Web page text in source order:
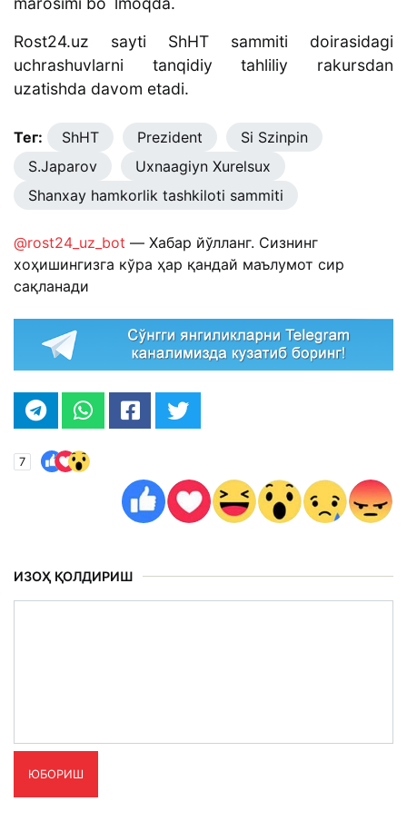
Rost24.uz sayti ShHT sammiti doirasidagi
uchrashuvlarni tanqidiy tahliliy rakursdan
uzatishda davom etadi.
Тег: ShHT Prezident
Si Szinpin
S.Japarov
Uxnaagiyn Xurelsux
Shanxay hamkorlik tashkiloti sammiti
@rost24_uz_bot — Хабар йўлланг. Сизнинг
хоҳишингизга кўра ҳар қандай маълумот сир
сақланади
7
ИЗОҲ ҚОЛДИРИШ
ЮБОРИШ